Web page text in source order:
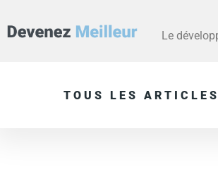
Le
TOUS LES ARTICLES